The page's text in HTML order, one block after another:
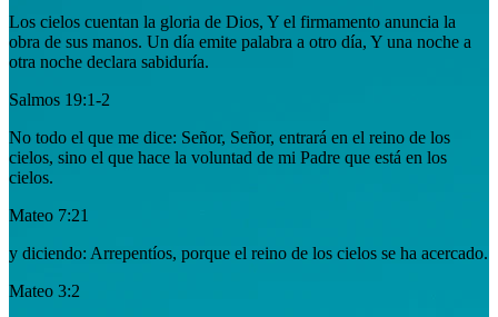
Los cielos cuentan la gloria de Dios, Y el firmamento anuncia la
obra de sus manos. Un día emite palabra a otro día, Y una noche a
otra noche declara sabiduría.
Salmos 19:1-2
No todo el que me dice: Señor, Señor, entrará en el reino de los
cielos, sino el que hace la voluntad de mi Padre que está en los
cielos.
Mateo 7:21
y diciendo: Arrepentíos, porque el reino de los cielos se ha acercado.
Mateo 3:2